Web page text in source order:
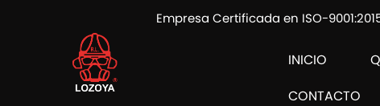
Empresa Certificada en ISO-
INICIO
CONTACTO